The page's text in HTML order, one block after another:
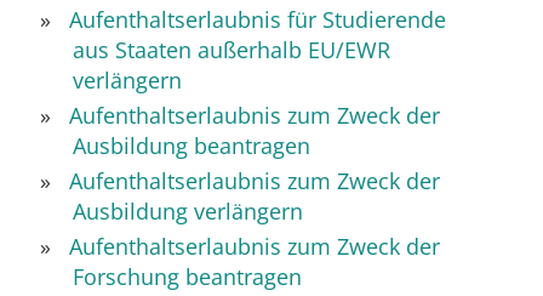
Aufenthaltserlaubnis für Studierende
aus Staaten außerhalb EU/EWR
verlängern
Aufenthaltserlaubnis zum Zweck der
Ausbildung beantragen
Aufenthaltserlaubnis zum Zweck der
Ausbildung verlängern
Aufenthaltserlaubnis zum Zweck der
Forschung beantragen